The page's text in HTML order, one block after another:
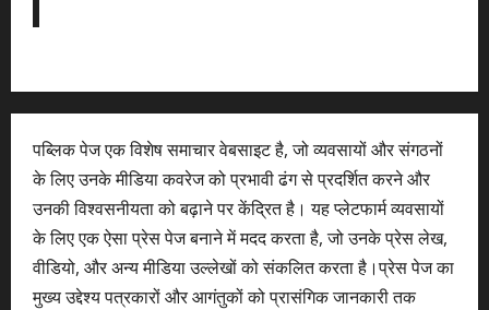
पब्लिक पेज एक विशेष समाचार वेबसाइट है, जो व्यवसायों और संगठनों
के लिए उनके मीडिया कवरेज को प्रभावी ढंग से प्रदर्शित करने और
उनकी विश्वसनीयता को बढ़ाने पर केंद्रित है। यह प्लेटफार्म व्यवसायों
के लिए एक ऐसा प्रेस पेज बनाने में मदद करता है, जो उनके प्रेस लेख,
वीडियो, और अन्य मीडिया उल्लेखों को संकलित करता है।प्रेस पेज का
मुख्य उद्देश्य पत्रकारों और आगंतुकों को प्रासंगिक जानकारी तक